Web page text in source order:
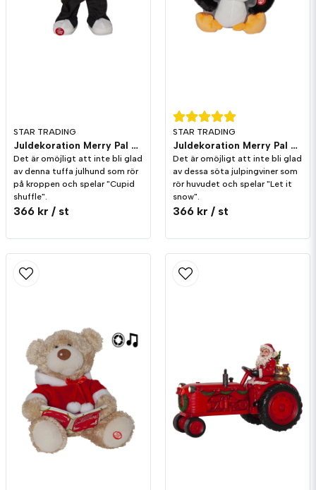
STAR TRADING
Juldekoration Merry Pal Hund Melodi/Rörelse
Det är omöjligt att inte bli glad
av denna tuffa julhund som rör
på kroppen och spelar "Cupid
shuffle".
366 kr / st
STAR TRADING
Juldekoration Merry Pal Pingvin Melodi/Rörelse
Det är omöjligt att inte bli glad
av dessa söta julpingviner som
rör huvudet och spelar "Let it
snow".
366 kr / st